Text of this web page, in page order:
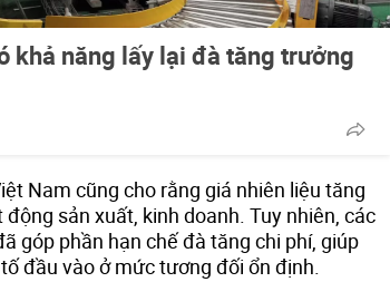
khả năng lấy lại đà tăng trưởng
Nam cũng cho rằng giá nhiên liệu tăng
sản xuất, kinh doanh. Tuy nhiên, các
góp phần hạn chế đà tăng chi phí, giúp
đầu vào ở mức tương đối ổn định.